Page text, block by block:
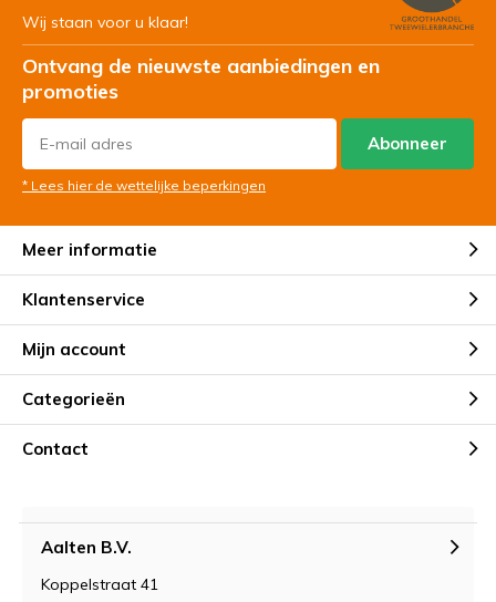
Wij staan voor u klaar!
Ontvang de nieuwste aanbiedingen en
promoties
Abonneer
* Lees hier de wettelijke beperkingen
Meer informatie
Klantenservice
Mijn account
Categorieën
Contact
Aalten B.V.
Koppelstraat 41